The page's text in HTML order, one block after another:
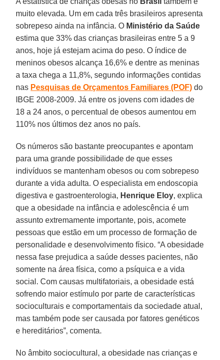
muito elevada. Um em cada três brasileiros apresenta
sobrepeso ainda na infância. O Ministério da Saúde
estima que 33% das crianças brasileiras entre 5 a 9
anos, hoje já estejam acima do peso. O índice de
meninos obesos alcança 16,6% e dentre as meninas
a taxa chega a 11,8%, segundo informações contidas
nas Pesquisas de Orçamentos Familiares (POF) do
IBGE 2008-2009. Já entre os jovens com idades de
18 a 24 anos, o percentual de obesos aumentou em
110% nos últimos dez anos no país.
Os números são bastante preocupantes e apontam
para uma grande possibilidade de que esses
indivíduos se mantenham obesos ou com sobrepeso
durante a vida adulta. O especialista em endoscopia
digestiva e gastroenterologia, Henrique Eloy, explica
que a obesidade na infância e adolescência é um
assunto extremamente importante, pois, acomete
pessoas que estão em um processo de formação de
personalidade e desenvolvimento físico. “A obesidade
nessa fase prejudica a saúde desses pacientes, não
somente na área física, como a psíquica e a vida
social. Com causas multifatoriais, a obesidade está
sofrendo maior estímulo por parte de características
socioculturais e comportamentais da sociedade atual,
mas também pode ser causada por fatores genéticos
e hereditários”, comenta.
No âmbito sociocultural, a obesidade nas crianças e